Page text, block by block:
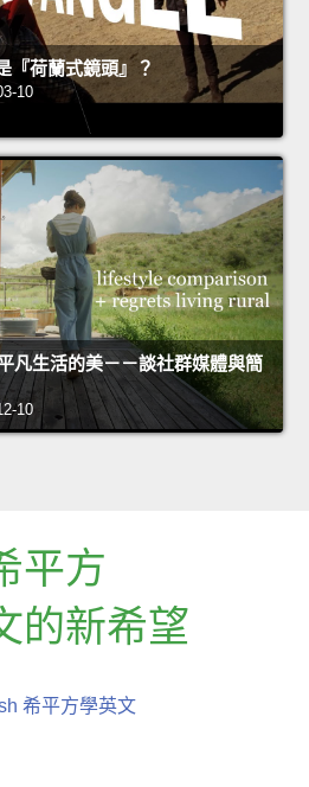
『荷蘭式鏡頭』？
10
凡生活的美－－談社群媒體與簡
10
平方
的新希望
希平方學英文